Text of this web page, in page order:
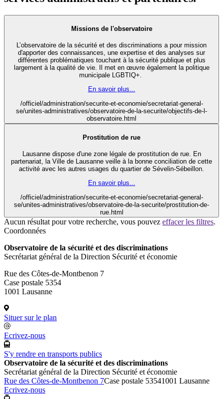
Missions de l'observatoire
L’observatoire de la sécurité et des discriminations a pour mission
d'apporter des connaissances, une expertise et des analyses sur
différentes problématiques touchant à la sécurité publique et plus
largement à la qualité de vie. Il met en œuvre également la politique
municipale LGBTIQ+.
En savoir plus...
/officiel/administration/securite-et-economie/secretariat-general-
se/unites-administratives/observatoire-de-la-securite/objectifs-de-l-
observatoire.html
Prostitution de rue
Lausanne dispose d'une zone légale de prostitution de rue. En
partenariat, la Ville de Lausanne veille à la bonne conciliation de cette
activité avec les autres usages du quartier de Sévelin-Sébeillon.
En savoir plus...
/officiel/administration/securite-et-economie/secretariat-general-
se/unites-administratives/observatoire-de-la-securite/prostitution-de-
rue.html
Aucun résultat pour votre recherche, vous pouvez effacer les filtres.
Coordonnées
Observatoire de la sécurité et des discriminations
Secrétariat général de la Direction Sécurité et économie
Rue des Côtes-de-Montbenon 7
Case postale 5354
1001 Lausanne
Situer sur le plan
Ecrivez-nous
S'y rendre en transports publics
Observatoire de la sécurité et des discriminations
Secrétariat général de la Direction Sécurité et économie
Rue des Côtes-de-Montbenon 7Case postale 53541001 Lausanne
Ecrivez-nous